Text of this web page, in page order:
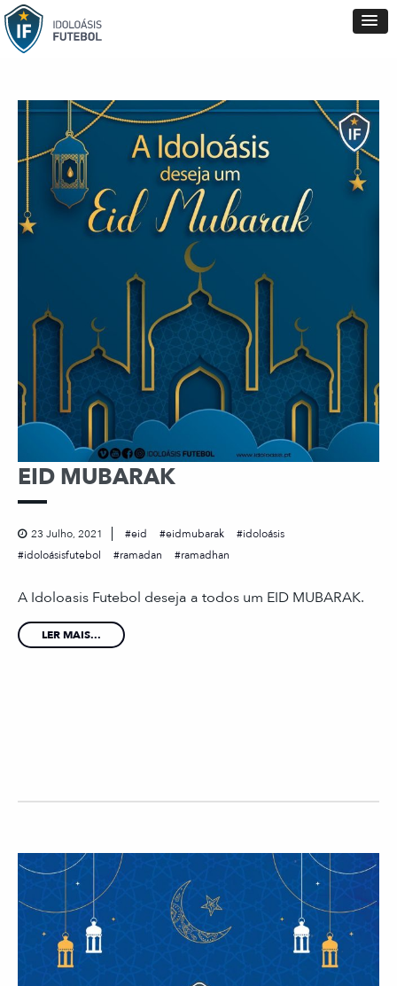
EID MUBARAK
23 Julho, 2021 eid eidmubarak
idoloásis
idoloásisfutebol
ramadan ramadhan
A Idoloasis Futebol deseja a todos um EID MUBARAK.
LER MAIS...